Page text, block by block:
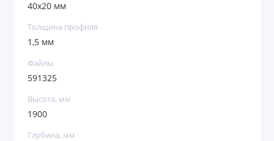
40х20 мм
Толщина профиля
1,5 мм
Файлы
591325
Высота, мм
1900
Глубина, мм